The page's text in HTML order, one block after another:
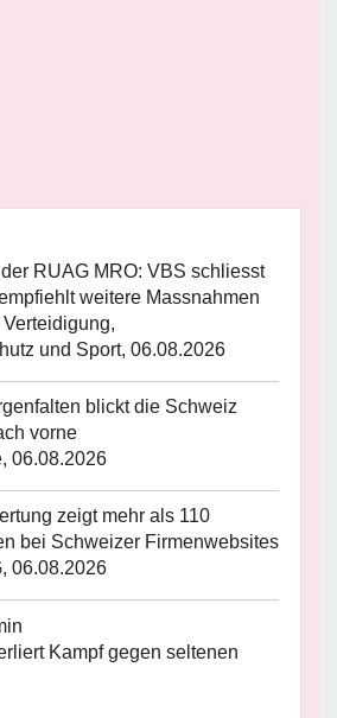
RUAG MRO: VBS schliesst
weitere Massnahmen
und Sport, 06.08.2026
blickt die Schweiz
vorne
06.08.2026
zeigt mehr als 110
bei Schweizer Firmenwebsites
06.08.2026
Kampf gegen seltenen